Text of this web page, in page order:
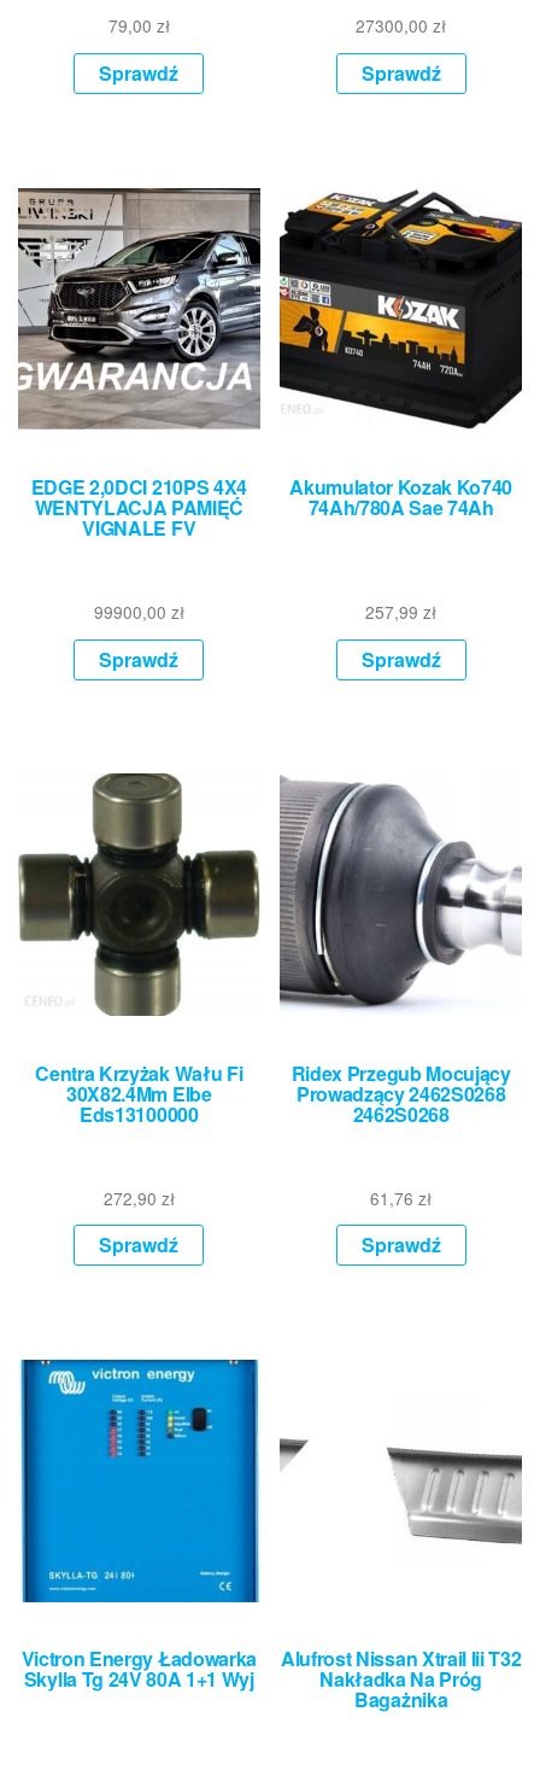
79,00 zł
Sprawdź
27300,00zł
Sprawdź
EDGE 2,0DCI 210PS 4X4
WENTYLACJA PAMIĘĆ
VIGNALE FV
99900,00 zł
Sprawdź
Akumulator Kozak Ko740
74Ah/780A Sae 74Ah
257,99zł
Sprawdź
Centra Krzyżak Wału Fi
30X82.4Mm Elbe
Eds13100000
272,90 zł
Sprawdź
Ridex Przegub Mocujący
Prowadzący 2462S0268
2462S0268
61,76zł
Sprawdź
Victron Energy Ładowarka
Skylla Tg 24V 80A 1+1 Wyj
Alufrost Nissan Xtrail Iii T32
Nakładka Na Próg
Bagażnika